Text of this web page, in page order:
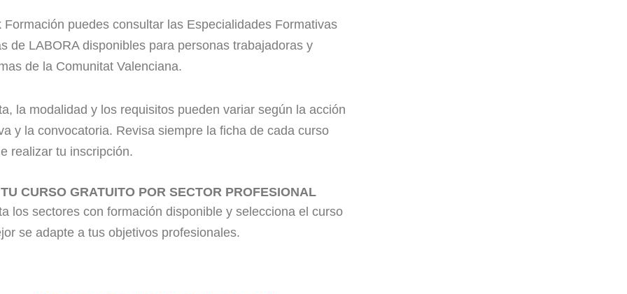
Formación puedes consultar las Especialidades Formativas
de LABORA disponibles para personas trabajadoras y
de la Comunitat Valenciana.
la modalidad y los requisitos pueden variar según la acción
y la convocatoria. Revisa siempre la ficha de cada curso
realizar tu inscripción.
CURSO GRATUITO POR SECTOR PROFESIONAL
los sectores con formación disponible y selecciona el curso
se adapte a tus objetivos profesionales.